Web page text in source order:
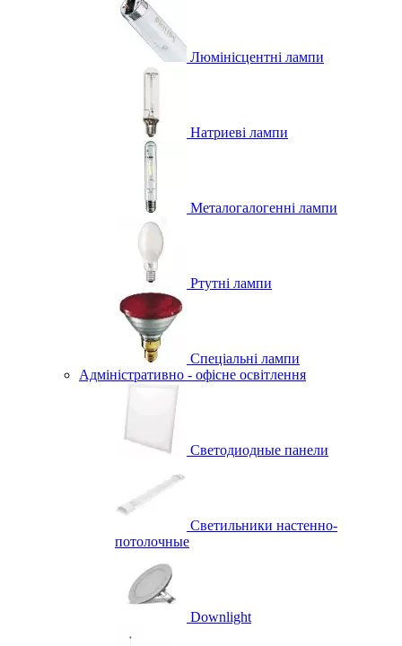
Люмінісцентні лампи
Натриеві лампи
Металогалогенні лампи
Ртутні лампи
Спеціальні лампи
Адміністративно - офісне освітлення
Светодиодные панели
Светильники настенно-
потолочные
Downlight